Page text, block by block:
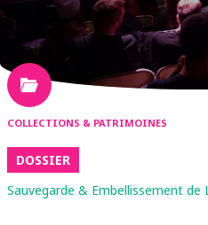
COLLECTIONS & PATRIMOINES
DOSSIER
Sauvegarde & Embellissement de